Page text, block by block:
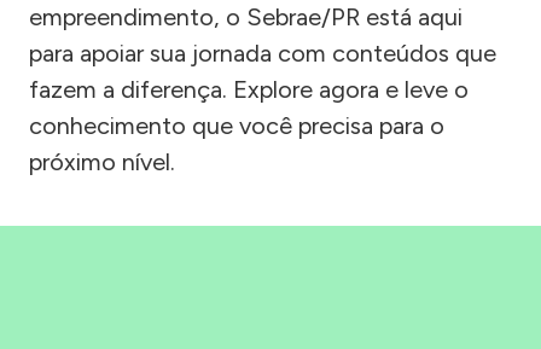
empreendimento, o Sebrae/PR está aqui
para apoiar sua jornada com conteúdos que
fazem a diferença. Explore agora e leve o
conhecimento que você precisa para o
próximo nível.